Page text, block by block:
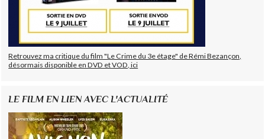
Retrouvez ma critique du film "Le Crime du 3e étage" de Rémi Bezançon,
désormais disponible en DVD et VOD, ici
LE FILM EN LIEN AVEC L'ACTUALITÉ